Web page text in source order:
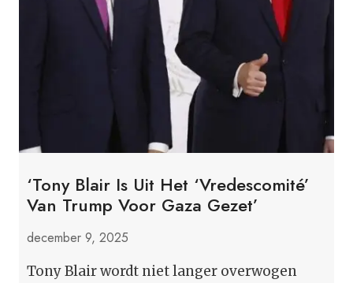
‘Tony Blair Is Uit Het ‘vredescomité’
Van Trump Voor Gaza Gezet’
december 9, 2025
Tony Blair wordt niet langer overwogen